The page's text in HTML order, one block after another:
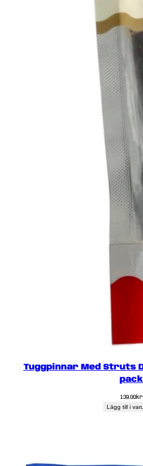
Tuggpinnar Med Struts
pack
139.00kr
Lägg till i